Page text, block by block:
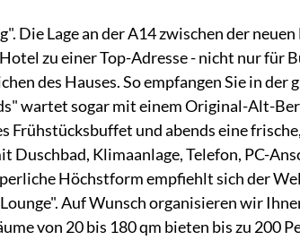
Lage an der A14 zwischen der neuen
zu einer Top-Adresse - nicht nur für
des Hauses. So empfangen Sie in der
wartet sogar mit einem Original-Alt-
und abends eine
Klimaanlage, Telefon, PC-
Höchstform empfiehlt sich der
Auf Wunsch organisieren wir
von 20 bis 180 qm bieten bis zu 200